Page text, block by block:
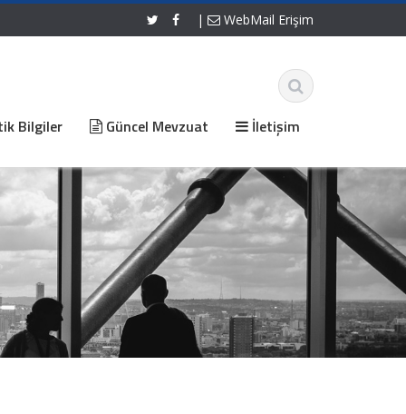
| WebMail Erişim
Bilgiler Güncel Mevzuat İletişim